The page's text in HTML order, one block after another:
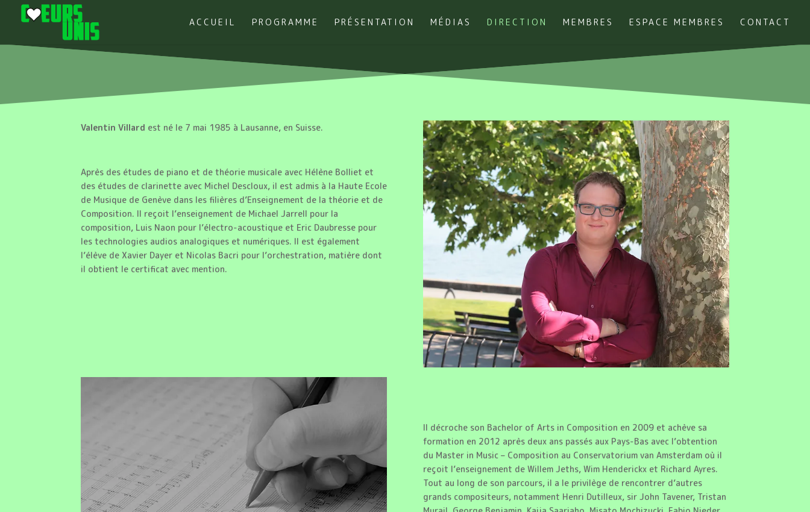
ACCUEIL PROGRAMME PRÉSENTATION MÉDIAS DIRECTION MEMBRES ESPACE MEMBRES CONTACT
Valentin Villard est né le 7 mai 1985 à Lausanne, en Suisse.
Après des études de piano et de théorie musicale avec Hélène Bolliet et
des études de clarinette avec Michel Descloux, il est admis à la Haute Ecole
de Musique de Genève dans les filières d’Enseignement de la théorie et de
Composition. Il reçoit l’enseignement de Michael Jarrell pour la
composition, Luis Naon pour l’électro-acoustique et Eric Daubresse pour
les technologies audios analogiques et numériques. Il est également
l’élève de Xavier Dayer et Nicolas Bacri pour l’orchestration, matière dont
il obtient le certificat avec mention.
Il décroche son Bachelor of Arts in Composition en 2009 et achève sa
formation en 2012 après deux ans passés aux Pays-Bas avec l’obtention
du Master in Music – Composition au Conservatorium van Amsterdam où il
reçoit l’enseignement de Willem Jeths, Wim Henderickx et Richard Ayres.
Tout au long de son parcours, il a le privilège de rencontrer d’autres
grands compositeurs, notamment Henri Dutilleux, sir John Tavener, Tristan